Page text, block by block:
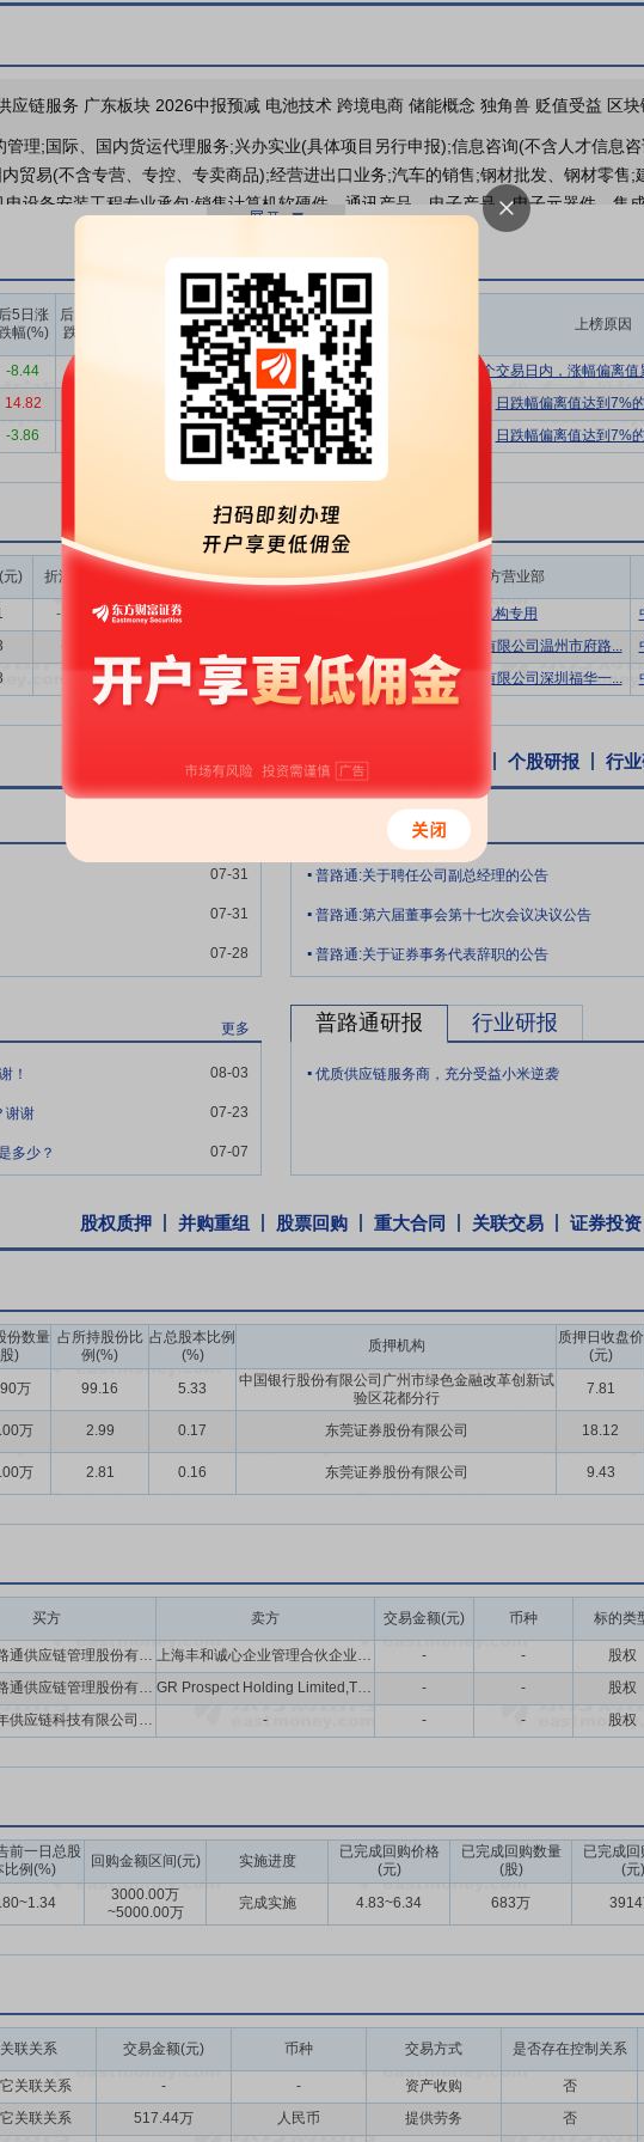
分红送配
应链服务 广东板块 2026中报预减 电池技术 跨境电商 储能概念 独角兽 贬值受益 区
管理;国际、国内货运代理服务;兴办实业(具体项目另行申报);信息咨询(不含人才信息
贸易(不含专营、专控、专卖商品);经营进出口业务;汽车的销售;钢材批发、钢材零售;
设备安装工程专业承包;销售计算机软硬件、通讯产品、电子产品、电子元器件、集
销售;非金属矿及制品销售;金属链条及其他金属制品销售;建筑用金属配件销售;金属
须经批准的项目外,凭营业执照依法自主开展经营活动)许可经营项目:医疗器械生产
食品(不含复热)的批发;硫化镍、氢氧化镍、氢氧化钴的销售。
家产业链供应链安全与新质生产力发展导向，推动供应链业务从传统单一通道向全球
优化。
政策驱动转向市场驱动的关键转折年，行业发展逻辑发生根本性重构。公司结合行业
周期高效运维服务；审慎暂停钠电池研发投资，集中核心资源聚焦供应链优化与分布
全国统一大市场的意见》，提出推动第三方物流产业科技和商业模式创新，培育一批
。同年，中共中央政治局会议明确提出要“提升产业链供应链韧性和安全水平”，在
为推动高质量发展的重要内容。
展改革委、国家能源局联合印发《关于深化新能源上网电价市场化改革促进新能源高
，电价通过市场交易形成，并建立可持续发展价格结算机制。《通知》以2025年6
接现行政策，保障性电量规模与煤电基准价衔接；新能源增量项目（2025年6月1日
时，建立差价结算机制，机制电价与市场交易均价的差额纳入系统运行费用，稳定企
推动储能与虚拟电厂发展，并重构电力市场供需格局，助力实现“双碳”目标。
力和管理优势
公司光伏业务运营主体已取得国家高新技术企业认定，并具备EPC资
力支持；光伏业务团队的核心成员在电力、光伏等行业有着超过10年的丰富经验，是
互补、凝聚力强的专业团队；光伏发电运维管理方面，公司制定了一系列光伏电站运
支持；自主研发的远程数据监控系统与集控中心平台，记录日常运维活动，实现“线上
站的稳定运行。
队、优秀的营销团队和可靠的服务团队，拥有了熟悉国际贸易、海关事务、物流管理
数据的全链路闭环管理。通过与用友BIP、致远OA的无缝集成，系统不仅支持了财
考勤、招聘全流程管控与薪酬智能核算，形成了从人才引入、考勤协同到工资发放的
移动端的使用边界，显著提升了供应链协同、生产运营及人力资源配置的效率。
好的银行信誉，与众多银行建立了战略合作伙伴关系，拥有充足的银行授信额度，具
为新能源业务的资本性支出提供保障。
，公司控股股东变更为广东省绿色投资运营有限公司（以下简称“绿色投资”），实际
，且公司于2023年9月与花都区国资委全资控股的国有企业广州智都投资控股集团
和信誉背书。依托于国资股东的坚实支持，公司将持续展现积极进取的姿态，致力
还将通过战略协同作用和资源赋能，为公司发展注入强大动力，进一步强化了公司
2月28日公司对外公告,公司于2023年2月27日召开第五届董事会第八次会议审议通过
科技有限公司(以下简称“钠壹新能源”)共同出资设立控股子公司普钠时代新能源有限
人民币,其中:公司出资6,000万元人民币,占注册资本的60%;钠壹新能源出资4,000万元
外投资依托钠壹新能源的核心技术储备及骨干技术团队,共同打造钠离子产业化集群,
续进行钠离子电池核心技术的研发工作,持续完备产业发展、公司发展所需的产品体
产能100MWh,并在中试成功、电芯性能体系固化的基础之上投产第一期设计产能
公司货币资金充足,且以研发起步,经市场验证后投产再扩产,本次对外投资不会对公
后5日涨
跌幅(%)
后10日涨
跌幅(%)
部买入合
上榜营业
部卖出合
计(万)
上榜营业
部买卖净
额合计(万)
上榜原因
-8.44 -9.82 9988.84 6970.75 3018.09
连续三个交易日内，涨幅偏离
14.82 2849.82 2963.68 -113.87
日跌幅偏离值达到7%
-3.86 11252.38 -5528.16
日跌幅偏离值达到7%
元) 折溢率(%) 成交量(万股) 成交额(万元)
成交额/流通
市值(%)
买方营业部
-15.48 87.00 机构专用
-9.17 南京证券股份有限公司温州市府路...
-9.17 27.00 206.01 0.07% 申万宏源证券有限公司深圳福华一...
个股资讯 行业资讯 公告 个股研报 行
07-31
07-31
07-28
普路通公告
.普路通:关于聘任公司副总经理的公告
. 普路通:第六届董事会第十七次会议决议公告
. 普路通:关于证券事务代表辞职的公告
更多
！ 08-03
谢谢 07-23
多少？ 07-07
普路通研报 行业研报
. 优质供应链服务商，充分受益小米逆袭
股权质押 并购重组 股票回购 重大合同 关联交易 证券投资
份数量
)
占所持股份比
例(%)
占总股本比例
(%)
质押机构
质押日收盘价
(元)
万 99.16 5.33
中国银行股份有限公司广州市绿色金融改革创新试
验区花都分行
7.81
万 2.99 0.17 东莞证券股份有限公司 18.12
万 2.81 0.16 东莞证券股份有限公司 9.43
买方 卖方 交易金额(元) 币种 标的类
广东省普路通供应链管理股份有限公司 上海丰和诚心企业管理合伙企业(有限合伙),刘楷,蒋莉莉,上海丰程智跃企业管理合伙企业(有限合伙),上海丰穗众享企业管理合伙企业(有限合伙),上海丰乐聚和企业管理合伙企业(有限合伙) - - 股权
广东省普路通供应链管理股份有限公司 GR Prospect Holding Limited,TIGA INVESTMENTS PTE. LTD.,Vision Plus Capital Fund II, L.P.,Goldman Sachs Capital Holdings II Pte.Ltd.,Banyan Partners Fund II, L.P.,M Fund,L.P.,VP Fun LP,WOODINGDEAN HILL LIMITED,Winsor House,L.P.,HSG Growth V Holdco O,Ltd.,CMC Lollipop Holdings Limited,EDB INVESTMENTS PTE LTD,Pink Crystal China Fund,L.P.,Vision Plus Capital Fund LP,SII International Holding Limited,CMC Lollipop II Holdings Limited - - 股权
广东喜百年供应链科技有限公司,广东省普路通供应链管理股份有限公司 - - - 股权
前一日总股
比例(%)
回购金额区间(元) 实施进度
已完成回购价格
(元)
已完成回购数量
(股)
已完成回
(元)
3000.00万
~5000.00万
完成实施 4.83~6.34 683万
关联关系 交易金额(元) 币种 交易方式 是否存在控制关系
关联关系 - - 资产收购 否
关联关系 517.44万 人民币 提供劳务 否